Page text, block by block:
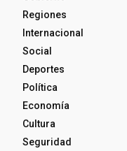
Regiones
Internacional
Social
Deportes
Política
Economía
Cultura
Seguridad